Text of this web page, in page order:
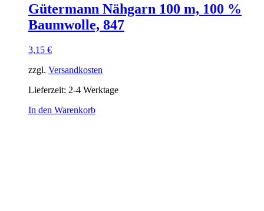
Gütermann Nähgarn 100 m, 100 %
Baumwolle, 847
3,15 €
zzgl. Versandkosten
Lieferzeit: 2-4 Werktage
In den Warenkorb